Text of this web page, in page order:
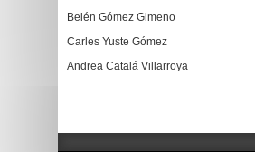
Belén Gómez Gimeno
Carles Yuste Gómez
Andrea Catalá Villarroya